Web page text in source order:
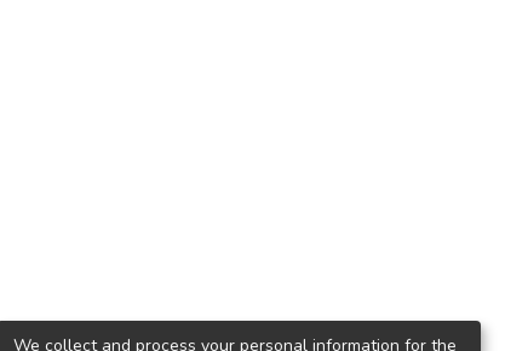
We collect and process your personal information for the